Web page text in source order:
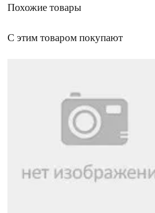
Похожие товары
С этим товаром покупают